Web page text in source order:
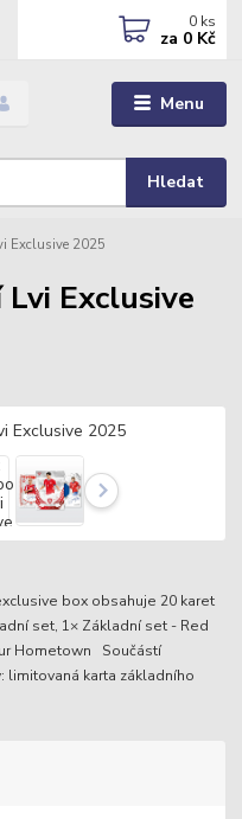
Menu
Hledat
0 ks
za 0 Kč
Exclusive 2025
Exclusive
box obsahuje 20 karet
set, 1× Základní set - Red
Hometown Součástí
limitovaná karta základního